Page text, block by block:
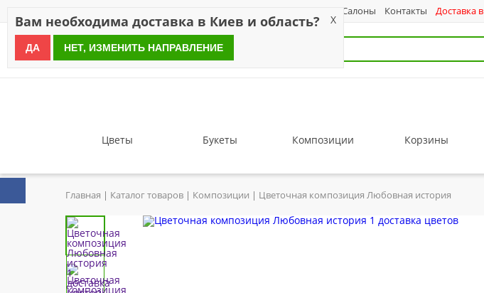
Салоны Контакты Доставка в
since 1999
Цветы Букеты Композиции Корзины
Главная Каталог товаров Композиции Цветочная композиция Любовная история
Вам необходима доставка в Киев и область? X
ДА НЕТ, ИЗМЕНИТЬ НАПРАВЛЕНИЕ